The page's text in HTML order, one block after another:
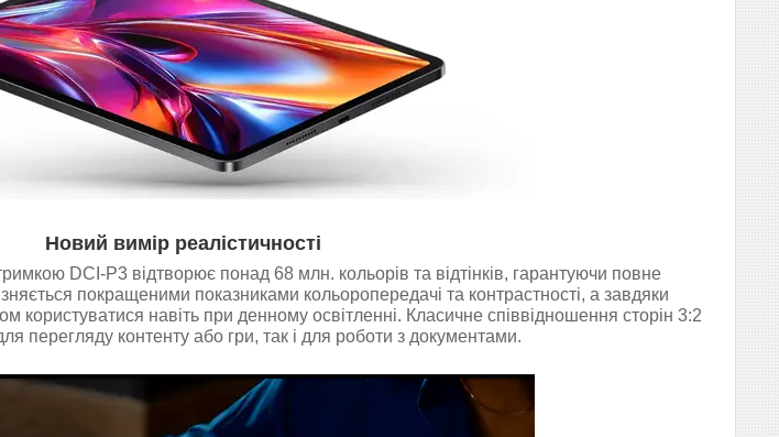
Новий вимір реалістичності
DCI-Р3 відтворює понад 68 млн. кольорів та відтінків, гарантуючи повне
покращеними показниками кольоропередачі та контрастності, а завдяки
користуватися навіть при денному освітленні. Класичне співвідношення сторін 3:2
перегляду контенту або гри, так і для роботи з документами.